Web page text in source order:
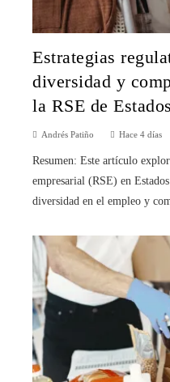
Estrategias
diversidad y
la RSE de
Andrés Patiño Hace 4 días
Resumen: Este artículo
empresarial (RSE) en
diversidad en el empleo y